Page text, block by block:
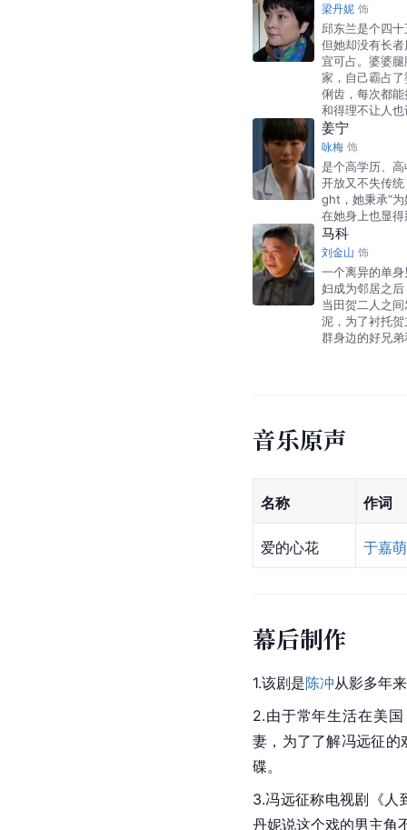
梁丹妮 饰
邱东兰是个四
但她却没有长
宜可占。婆婆
家，自己霸占
俐齿，每次都
和得理不让人
姜宁
咏梅 饰
是个高学历、
开放又不失传
ght，她秉承“为
在她身上也显
马科
刘金山 饰
一个离异的单
妇成为邻居之
当田贺二人之
泥，为了衬托
群身边的好兄
音乐原声
名称 作词
爱的心花 于嘉萌
幕后制作
1.该剧是陈冲从影多年
2.由于常年生活在美
妻，为了了解冯远征的
碟。
3.冯远征称电视剧《人
丹妮说这个戏的男主角